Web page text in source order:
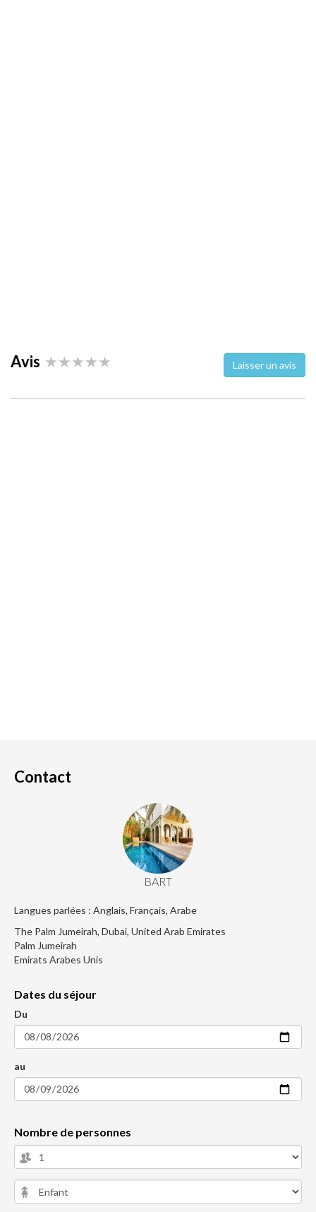
Avis Laisser un avis
Contact
BART
Langues parlées : Anglais, Français, Arabe
The Palm Jumeirah, Dubai, United Arab Emirates
Palm Jumeirah
Emirats Arabes Unis
Dates du séjour
Du
au
Nombre de personnes